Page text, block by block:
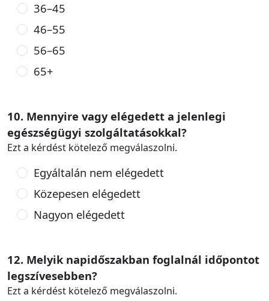
36–45
46–55
56–65
65+
10. Mennyire vagy elégedett a jelenlegi
egészségügyi szolgáltatásokkal?
Ezt a kérdést kötelező megválaszolni.
Egyáltalán nem elégedett
Közepesen elégedett
Nagyon elégedett
12. Melyik napidőszakban foglalnál időpontot
legszívesebben?
Ezt a kérdést kötelező megválaszolni.